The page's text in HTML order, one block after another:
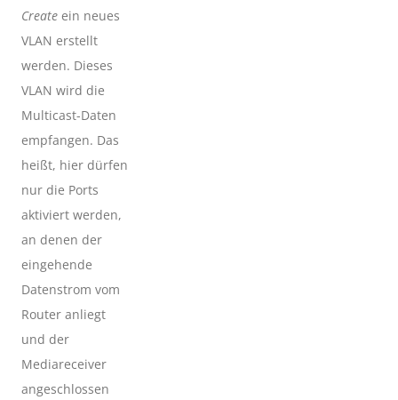
Create ein neues
VLAN erstellt
werden. Dieses
VLAN wird die
Multicast-Daten
empfangen. Das
heißt, hier dürfen
nur die Ports
aktiviert werden,
an denen der
eingehende
Datenstrom vom
Router anliegt
und der
Mediareceiver
angeschlossen